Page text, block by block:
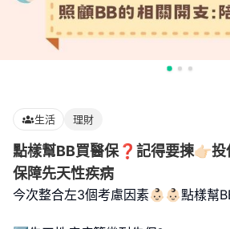
生活 理財
點樣幫BB買醫保❓記得要揀👉🏻
保障先天性疾病
今次整合左3個考慮因素👶🏻👶🏻點樣幫